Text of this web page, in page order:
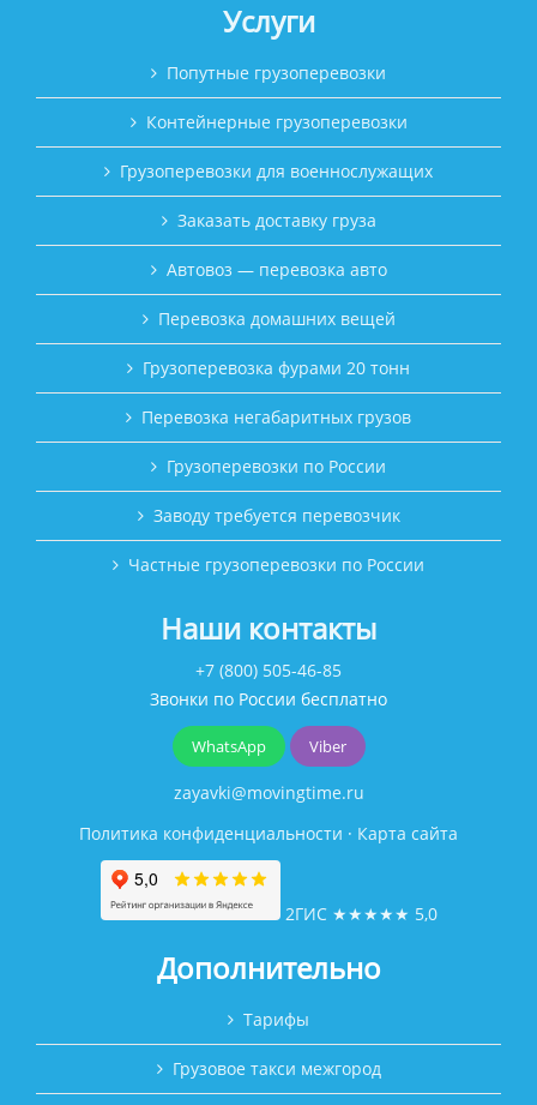
Услуги
Попутные грузоперевозки
Контейнерные грузоперевозки
Грузоперевозки для военнослужащих
Заказать доставку груза
Автовоз — перевозка авто
Перевозка домашних вещей
Грузоперевозка фурами 20 тонн
Перевозка негабаритных грузов
Грузоперевозки по России
Заводу требуется перевозчик
Частные грузоперевозки по России
Наши контакты
+7 (800) 505-46-85
Звонки по России бесплатно
WhatsApp Viber
zayavki@movingtime.ru
Политика конфиденциальности · Карта сайта
2ГИС ★★★★★ 5,0
Дополнительно
Тарифы
Грузовое такси межгород